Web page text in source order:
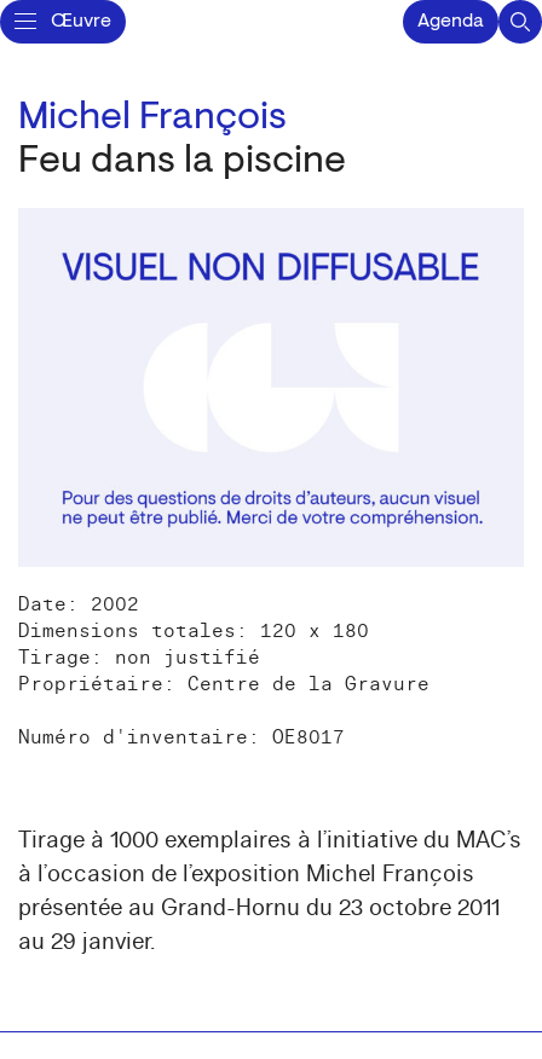
Œuvre Agenda
Michel François
Feu dans la piscine
Date: 2002
Dimensions totales: 120 x 180
Tirage: non justifié
Propriétaire: Centre de la Gravure
Numéro d'inventaire: OE8017
Tirage à 1000 exemplaires à l’initiative du MAC’s
à l’occasion de l’exposition Michel François
présentée au Grand-Hornu du 23 octobre 2011
au 29 janvier.